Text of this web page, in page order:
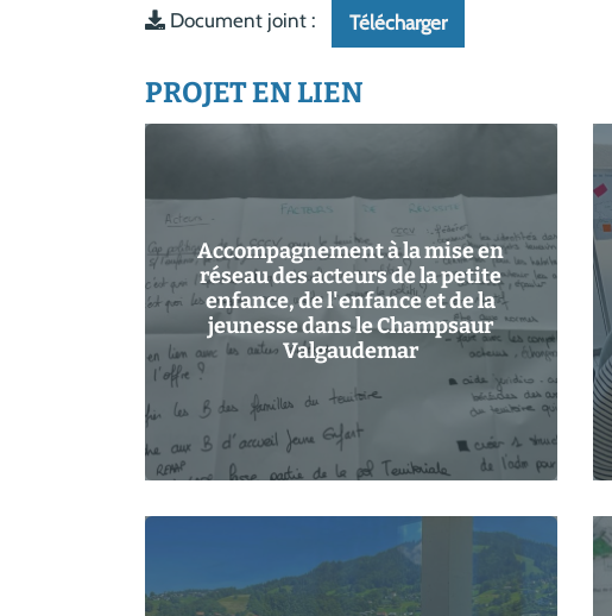
Document joint : Télécharger
PROJET EN LIEN
Accompagnement à la mise en
réseau des acteurs de la petite
enfance, de l'enfance et de la
jeunesse dans le Champsaur
Valgaudemar